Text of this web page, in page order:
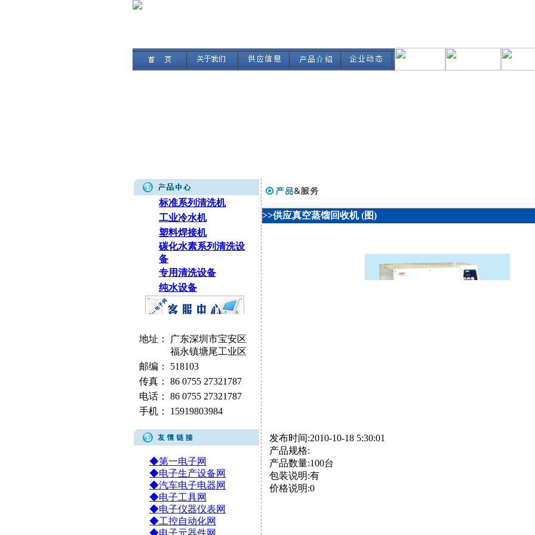
标准系列清洗机
工业冷水机
塑料焊接机
碳化水素系列清洗设
备
专用清洗设备
纯水设备
地址：
广东深圳市宝安区
福永镇塘尾工业区
邮编：
518103
传真：
86 0755 27321787
电话：
86 0755 27321787
手机：
15919803984
◆第一电子网
◆电子生产设备网
◆汽车电子电器网
◆电子工具网
◆电子仪器仪表网
◆工控自动化网
◆电子元器件网
>>供应真空蒸馏回收机 (图)
发布时间:2010-10-18 5:30:01
产品规格:
产品数量:100台
包装说明:有
价格说明:0